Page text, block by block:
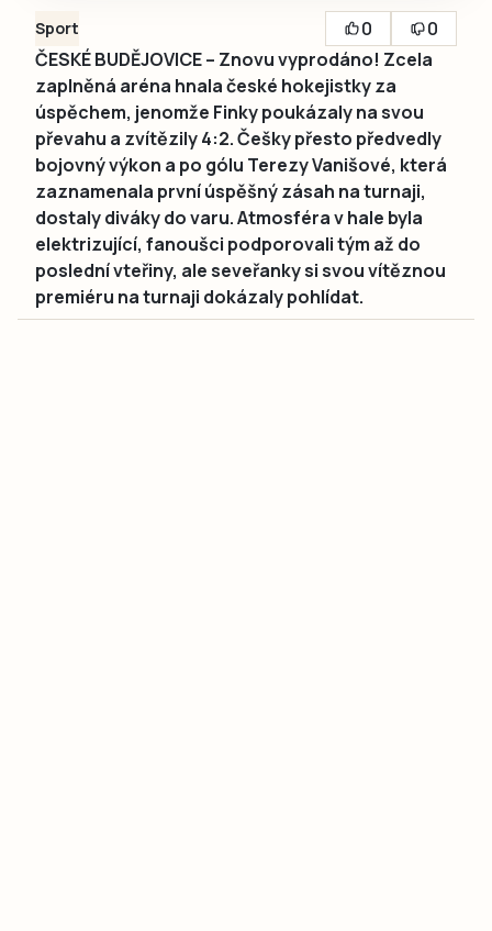
Sport 0
0
ČESKÉ BUDĚJOVICE – Znovu vyprodáno! Zcela
zaplněná aréna hnala české hokejistky za
úspěchem, jenomže Finky poukázaly na svou
převahu a zvítězily 4:2. Češky přesto předvedly
bojovný výkon a po gólu Terezy Vanišové, která
zaznamenala první úspěšný zásah na turnaji,
dostaly diváky do varu. Atmosféra v hale byla
elektrizující, fanoušci podporovali tým až do
poslední vteřiny, ale seveřanky si svou vítěznou
premiéru na turnaji dokázaly pohlídat.